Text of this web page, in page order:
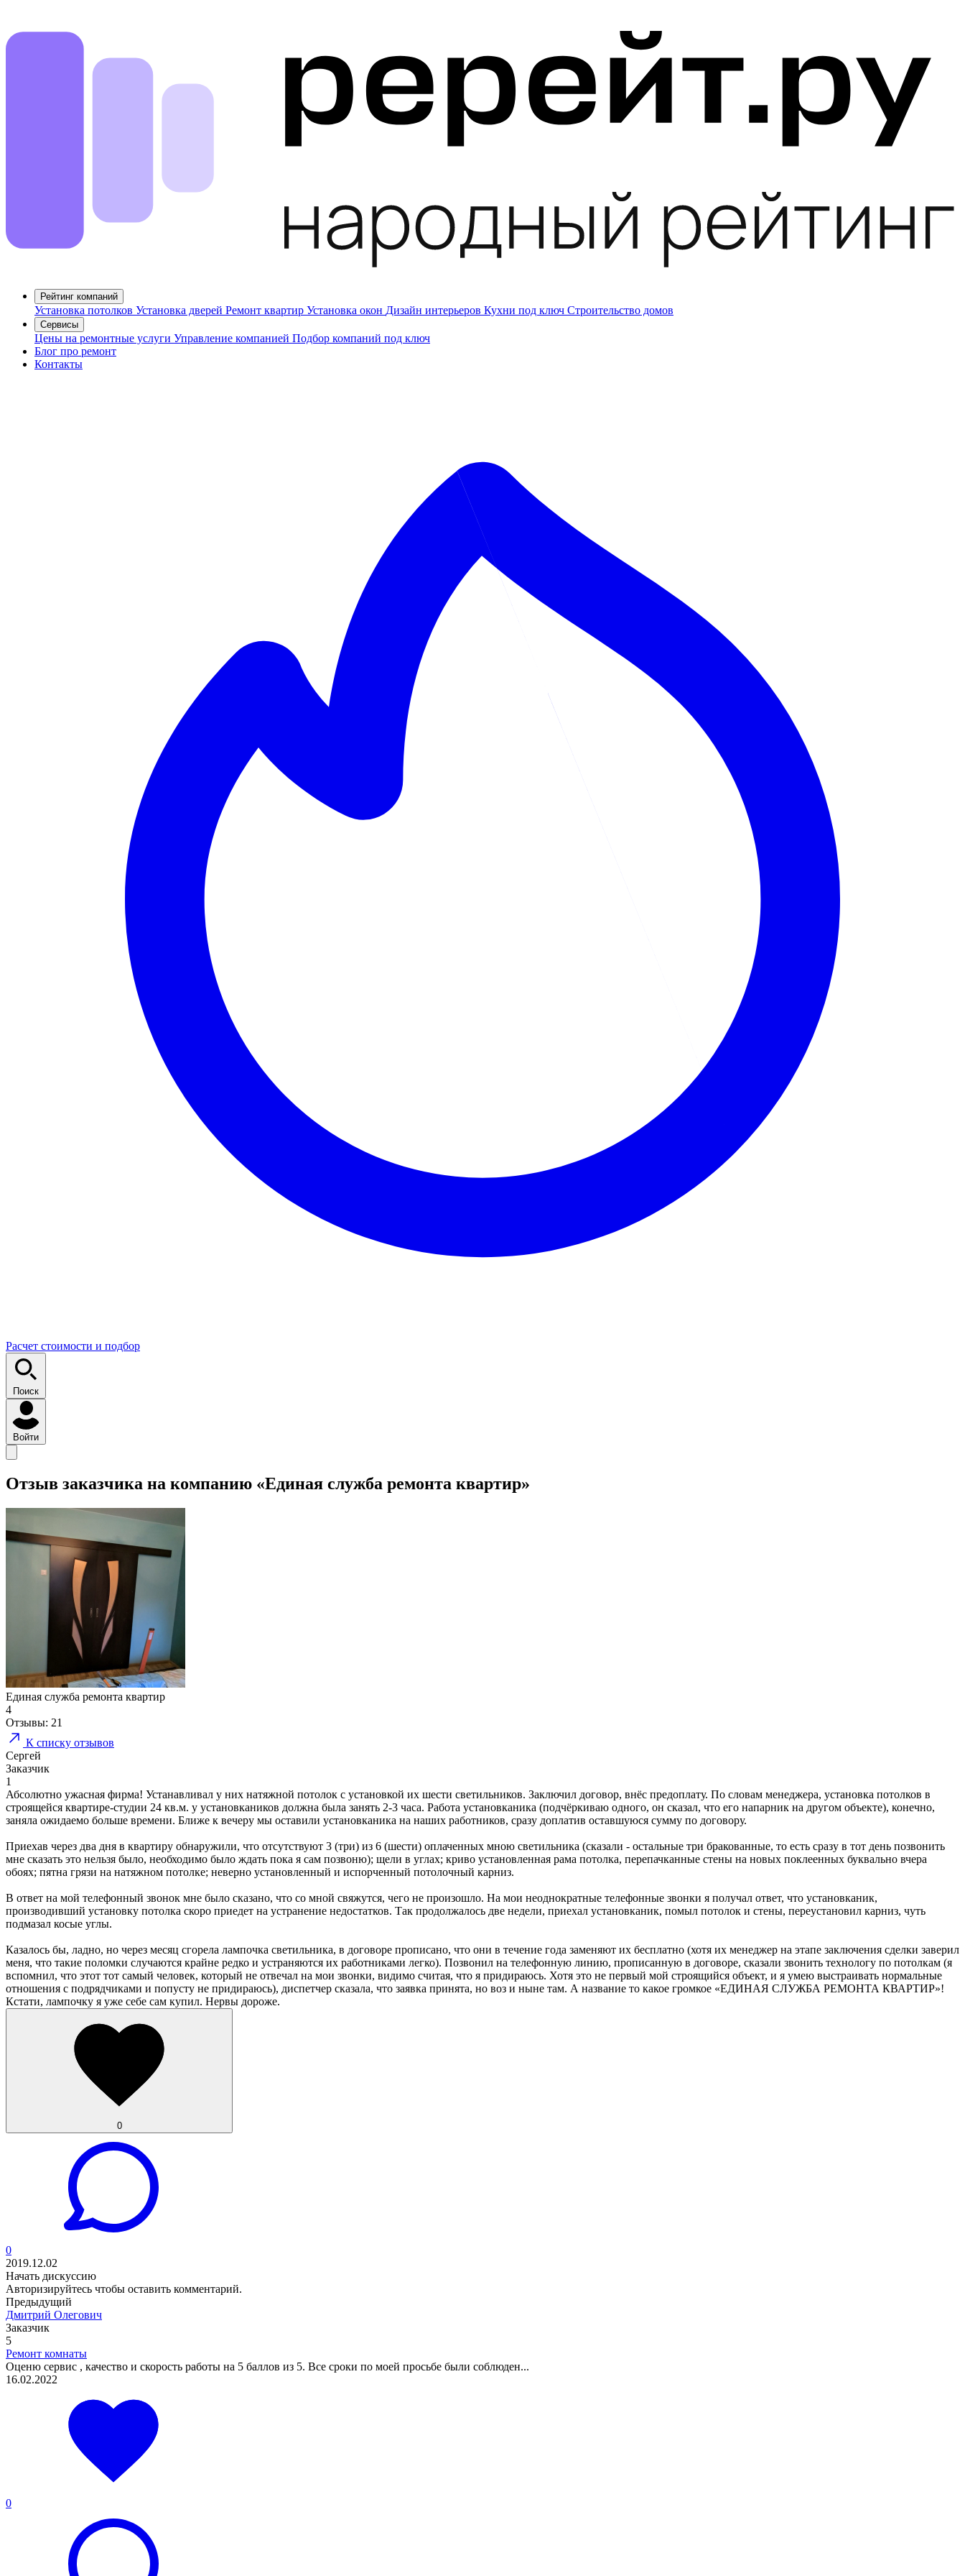
Рейтинг компаний
Установка потолков Установка дверей Ремонт квартир Установка окон Дизайн интерьеров Кухни под ключ Строительство домов
Сервисы
Цены на ремонтные услуги Управление компанией Подбор компаний под ключ
Блог про ремонт
Контакты
Расчет стоимости и подбор
Поиск
Войти
Отзыв заказчика на компанию «Единая служба ремонта квартир»
Единая служба ремонта квартир
4
Отзывы: 21
К списку отзывов
Сергей
Заказчик
1
Абсолютно ужасная фирма! Устанавливал у них натяжной потолок с установкой их шести светильников. Заключил договор, внёс предоплату. По словам менеджера, установка потолков в
строящейся квартире-студии 24 кв.м. у установкаников должна была занять 2-3 часа. Работа установканика (подчёркиваю одного, он сказал, что его напарник на другом объекте), конечно,
заняла ожидаемо больше времени. Ближе к вечеру мы оставили установканика на наших работников, сразу доплатив оставшуюся сумму по договору.
Приехав через два дня в квартиру обнаружили, что отсутствуют 3 (три) из 6 (шести) оплаченных мною светильника (сказали - остальные три бракованные, то есть сразу в тот день позвонить
мне сказать это нельзя было, необходимо было ждать пока я сам позвоню); щели в углах; криво установленная рама потолка, перепачканные стены на новых поклеенных буквально вчера
обоях; пятна грязи на натяжном потолке; неверно установленный и испорченный потолочный карниз.
В ответ на мой телефонный звонок мне было сказано, что со мной свяжутся, чего не произошло. На мои неоднократные телефонные звонки я получал ответ, что установканик,
производивший установку потолка скоро приедет на устранение недостатков. Так продолжалось две недели, приехал установканик, помыл потолок и стены, переустановил карниз, чуть
подмазал косые углы.
Казалось бы, ладно, но через месяц сгорела лампочка светильника, в договоре прописано, что они в течение года заменяют их бесплатно (хотя их менеджер на этапе заключения сделки заверил
меня, что такие поломки случаются крайне редко и устраняются их работниками легко). Позвонил на телефонную линию, прописанную в договоре, сказали звонить технологу по потолкам (я
вспомнил, что этот тот самый человек, который не отвечал на мои звонки, видимо считая, что я придираюсь. Хотя это не первый мой строящийся объект, и я умею выстраивать нормальные
отношения с подрядчиками и попусту не придираюсь), диспетчер сказала, что заявка принята, но воз и ныне там. А название то какое громкое «ЕДИНАЯ СЛУЖБА РЕМОНТА КВАРТИР»!
Кстати, лампочку я уже себе сам купил. Нервы дороже.
0
0
2019.12.02
Начать дискуссию
Авторизируйтесь чтобы оставить комментарий.
Предыдущий
Дмитрий Олегович
Заказчик
5
Ремонт комнаты
Оценю сервис , качество и скорость работы на 5 баллов из 5. Все сроки по моей просьбе были соблюден...
16.02.2022
0